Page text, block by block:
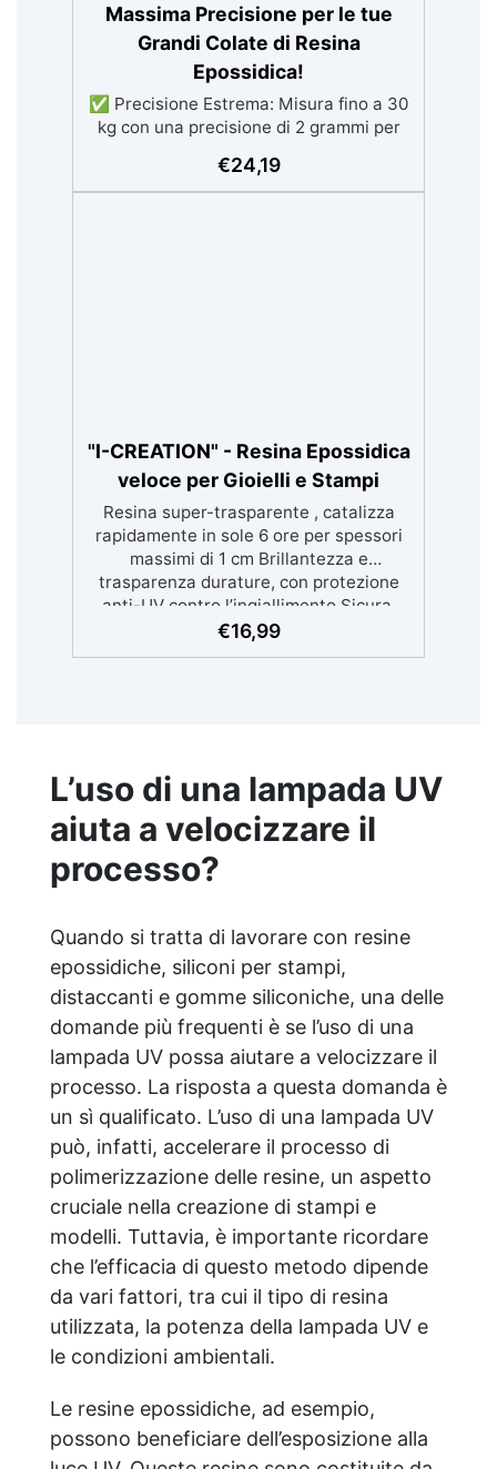
Massima Precisione per le tue
Grandi Colate di Resina
Epossidica!
✅ Precisione Estrema: Misura fino a 30
kg con una precisione di 2 grammi per
Capacità: Perfetta per progetti di grandi
dimensioni come tavoli in resina, con
€24,19
"I-CREATION" - Resina Epossidica
veloce per Gioielli e Stampi
Resina super-trasparente , catalizza
rapidamente in sole 6 ore per spessori
massimi di 1 cm Brillantezza e
trasparenza durature, con protezione
anti-UV contro l’ingiallimento Sicura,
certificata BPA Free, senza solventi e
€16,99
L’uso di una lampada UV
aiuta a velocizzare il
processo?
Quando si tratta di lavorare con resine
epossidiche, siliconi per stampi,
distaccanti e gomme siliconiche, una delle
domande più frequenti è se l’uso di una
lampada UV possa aiutare a velocizzare il
processo. La risposta a questa domanda è
un sì qualificato. L’uso di una lampada UV
può, infatti, accelerare il processo di
polimerizzazione delle resine, un aspetto
cruciale nella creazione di stampi e
modelli. Tuttavia, è importante ricordare
che l’efficacia di questo metodo dipende
da vari fattori, tra cui il tipo di resina
utilizzata, la potenza della lampada UV e
le condizioni ambientali.
Le resine epossidiche, ad esempio,
possono beneficiare dell’esposizione alla